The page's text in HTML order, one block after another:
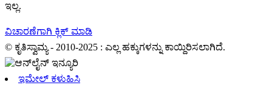
ಇಲ್ಲ.
ವಿಚಾರಣೆಗಾಗಿ ಕ್ಲಿಕ್ ಮಾಡಿ
© ಕೃತಿಸ್ವಾಮ್ಯ - 2010-2025 : ಎಲ್ಲ ಹಕ್ಕುಗಳನ್ನು ಕಾಯ್ದಿರಿಸಲಾಗಿದೆ.
ಇಮೇಲ್ ಕಳುಹಿಸಿ